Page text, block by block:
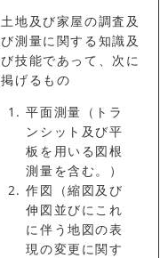
土地及び家屋の調査及
び測量に関する知識及
び技能であって、次に
掲げるもの
平面測量（トラ
ンシット及び平
板を用いる図根
測量を含む。）
作図（縮図及び
伸図並びにこれ
に伴う地図の表
現の変更に関す